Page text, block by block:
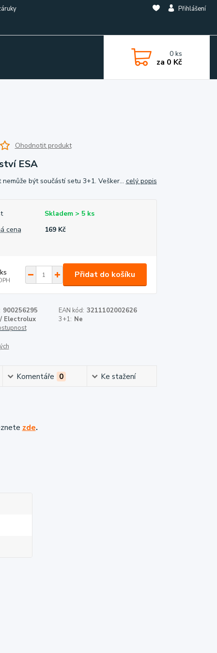
Přihlášení
0 ks
za 0 Kč
Ohodnotit produkt
ESA
být součástí setu 3+1. Vešker... celý popis
Skladem > 5 ks
cena
169 Kč
ks Přidat do košíku
900256295 EAN kód: 3211102002626
Electrolux 3+1: Ne
Komentáře 0 Ke stažení
zde.